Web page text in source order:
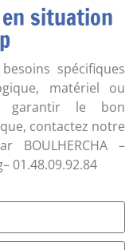
situation
spécifiques
matériel ou
garantir le bon
contactez notre
BOULHERCHA –
01.48.09.92.84